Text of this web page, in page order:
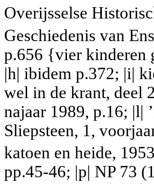
Overijsselse
Geschiedenis van
p.656 {vier kinderen
|h| ibidem p.372; |i|
wel in de krant, deel
najaar 1989, p.16; |l|
Sliepsteen, 1,
katoen en heide,
pp.45-46; |p| NP 73